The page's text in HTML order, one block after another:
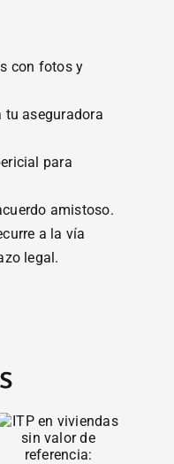
con fotos y
aseguradora
para
amistoso.
a la vía
legal.